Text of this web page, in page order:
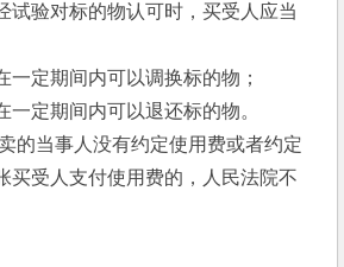
试验对标的物认可时，买受人应当
一定期间内可以调换标的物；
一定期间内可以退还标的物。
的当事人没有约定使用费或者约定
买受人支付使用费的，人民法院不